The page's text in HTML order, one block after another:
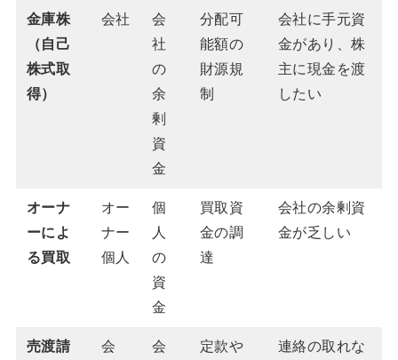
金庫株
（自己
株式取
得）
会社
会
社
の
余
剰
資
金
分配可
能額の
財源規
制
会社に手元資
金があり、株
主に現金を渡
したい
オーナ
ーによ
る買取
オー
ナー
個人
個
人
の
資
金
買取資
金の調
達
会社の余剰資
金が乏しい
売渡請
会
会
定款や
連絡の取れな